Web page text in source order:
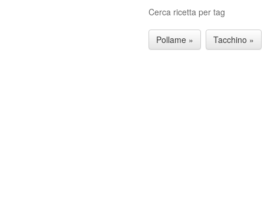
Cerca ricetta per tag
Pollame » Tacchino »